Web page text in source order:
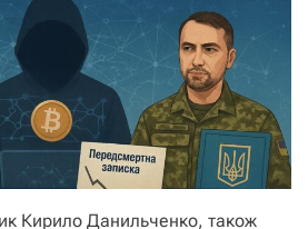
Кирило Данильченко, також